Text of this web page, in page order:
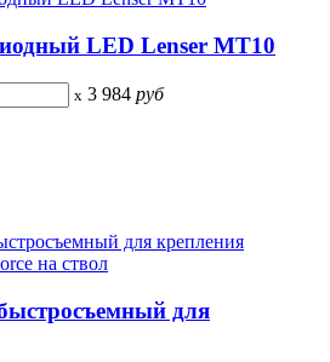
LED Lenser MT10
x 3 984 руб
для